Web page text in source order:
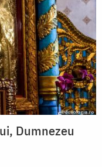
Dumnezeu